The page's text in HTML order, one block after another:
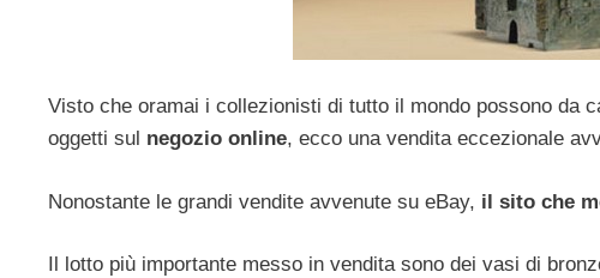
Visto che oramai i collezionisti di tutto il mondo possono da
oggetti sul negozio online, ecco una vendita eccezionale
Nonostante le grandi vendite avvenute su eBay, il sito che
Il lotto più importante messo in vendita sono dei vasi di